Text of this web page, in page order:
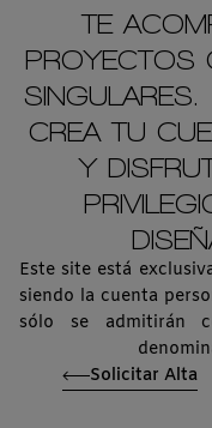
TE
PROYECTOS
SINGULARES.
CREA TU
Y
Este site está
siendo la cuenta
sólo se admitirán
Solicitar Alta